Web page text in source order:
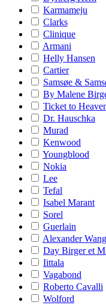
Karmameju
Clarks
Clinique
Armani
Helly Hansen
Cartier
Samsøe &
By Malene
Ticket to
Dr. Hauschka
Murad
Kenwood
Youngblood
Nokia
Lee
Tefal
Isabel Marant
Sorel
Guerlain
Alexander Wang
Day Birger et
Iittala
Vagabond
Roberto Cavalli
Wolford